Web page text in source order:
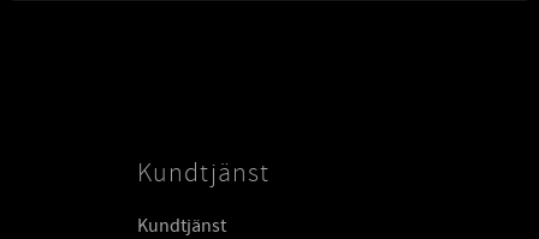
Kundtjänst
Kundtjänst